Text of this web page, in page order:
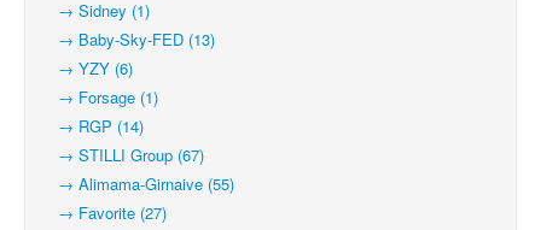
→ Sidney (1)
→ Baby-Sky-FED (13)
→ YZY (6)
→ Forsage (1)
→ RGP (14)
→ STILLI Group (67)
→ Alimama-Girnaive (55)
→ Favorite (27)